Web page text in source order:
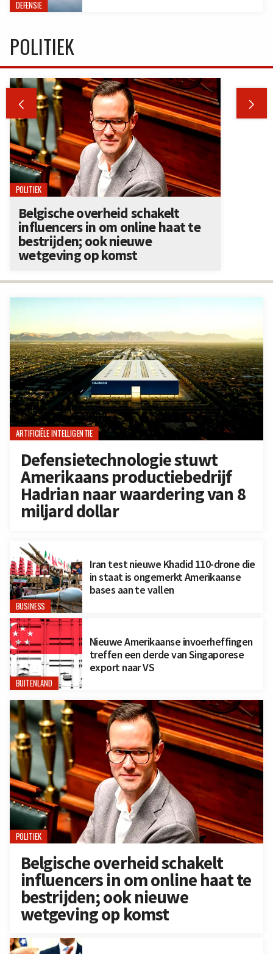
DEFENSIE
ARTIFICIËLE INTELLIGENTIE
Defensietechnologie stuwt
Amerikaans productiebedrijf
Hadrian naar waardering van 8
miljard dollar
BUSINESS
Iran test nieuwe Khadid 110-drone die
in staat is ongemerkt Amerikaanse
bases aan te vallen
BUITENLAND
Nieuwe Amerikaanse invoerheffingen
treffen een derde van Singaporese
export naar VS
POLITIEK
Belgische overheid schakelt
influencers in om online haat te
bestrijden; ook nieuwe
wetgeving op komst
POLITIEK
 
POLITIEK
Belgische overheid schakelt
influencers in om online haat te
bestrijden; ook nieuwe
wetgeving op komst